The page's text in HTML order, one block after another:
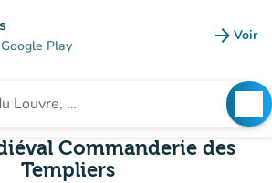
Play arrow_forward Voir
Commanderie des
Templiers